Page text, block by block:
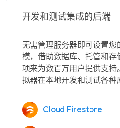
开发和测试集成的后端
无需管理服务器即可设置您
模，借助数据库、托管和存
项来为数百万用户提供支持
Cloud Firestore